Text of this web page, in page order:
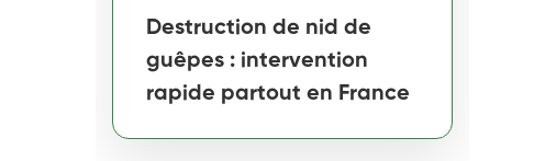
Destruction de nid de
guêpes : intervention
rapide partout en France